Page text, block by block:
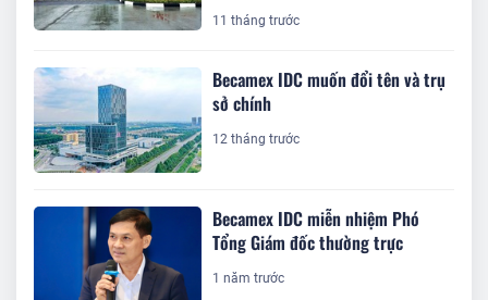
11 tháng trước
Becamex IDC muốn đổi tên và trụ
sở chính
12 tháng trước
Becamex IDC miễn nhiệm Phó
Tổng Giám đốc thường trực
1 năm trước